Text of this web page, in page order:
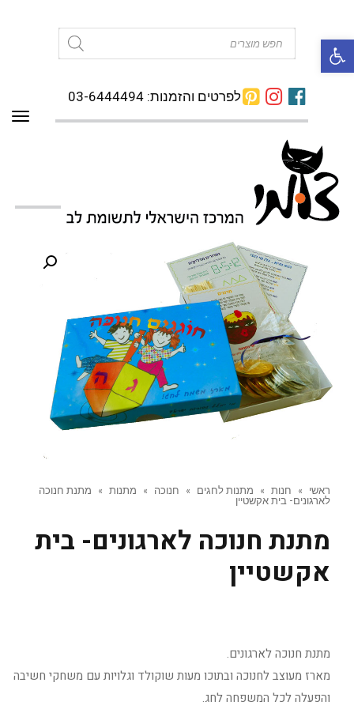
פתח סרגל נגישות
לפרטים והזמנות: 03-6444494
ראשי » חנות » מתנות לחגים » חנוכה » מתנות »
מתנת חנוכה
לארגונים- בית אקשטיין
מתנת חנוכה לארגונים- בית
אקשטיין
מתנת חנוכה לארגונים.
מארז מעוצב לחנוכה ובתוכו מעות שוקולד וגלויות עם משחקי חשיבה
והפעלה לכל המשפחה לחג.